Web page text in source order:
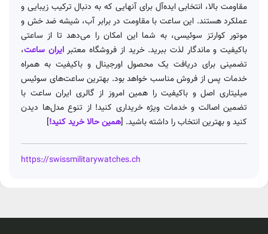
مقاومت بالا، انتخابی ایده‌آل برای آنهایی که به دنبال ترکیب زیبایی و
عملکرد هستند. این ساعت با مقاومت در برابر آب، شیشه ضد خش و
موتور کوارتز سوئیسی، به شما این امکان را می‌دهد تا از ساعتی
باکیفیت و ماندگار لذت ببرید. خرید از فروشگاه معتبرایران ساعت،
تضمینی برای دریافت یک محصول اورجینال و باکیفیت به همراه
خدمات پس از فروش مناسب خواهد بود. بهترین ساعت‌های سوئیس
میلیتاری اصل و باکیفیت را همین امروز از گالری ایران ساعت با
تضمین اصالت و خدمات ویژه خریداری کنید! از تنوع مدل‌ها دیدن
کنید و بهترین انتخاب را داشته باشید. [همین حالا خرید کنید!]
https://swissmilitarywatches.ch